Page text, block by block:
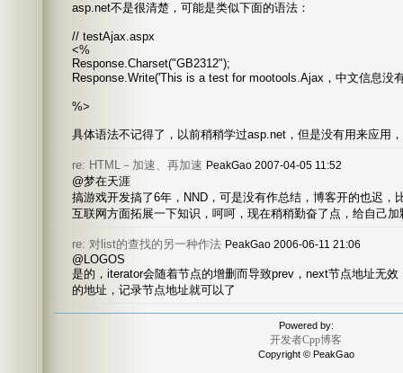
asp.net不是很清楚，可能是类似下面的语法：
// testAjax.aspx
<%
Response.Charset("GB2312");
Response.Write('This is a test for mootools.Ajax，中文信息没
%>
具体语法不记得了，以前稍稍学过asp.net，但是没有用来应用
re: HTML－加速、再加速 PeakGao 2007-04-05 11:52
@梦在天涯
搞游戏开发搞了6年，NND，可是没有作总结，博客开的也迟，
互联网方面拓展一下知识，呵呵，现在稍稍勤奋了点，给自己加
re: 对list的查找的另一种作法 PeakGao 2006-06-11 21:06
@LOGOS
是的，iterator会随着节点的增删而导致prev，next节点地址无
的地址，记录节点地址就可以了
Powered by:
开发者Cpp博客
Copyright © PeakGao